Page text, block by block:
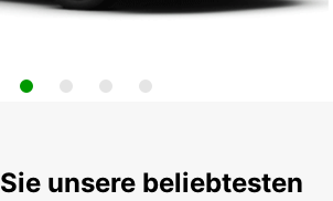
unsere beliebtesten